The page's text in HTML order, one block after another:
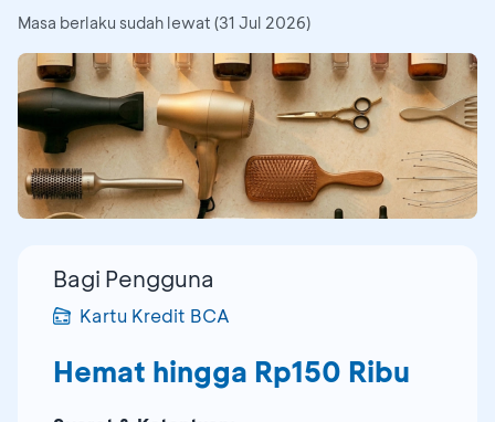
Masa berlaku sudah lewat (31 Jul 2026)
Bagi Pengguna
Kartu Kredit BCA
Hemat hingga Rp150 Ribu